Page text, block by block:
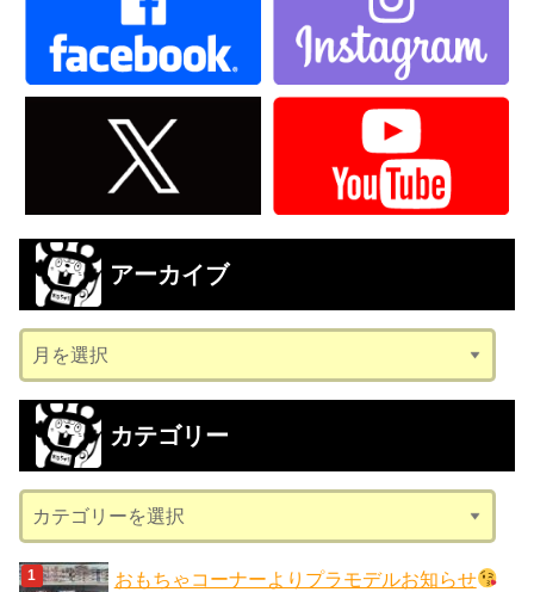
アーカイブ
ー
カ
ブ
カテゴリー
テ
ゴ
おもちゃコーナーよりプラモデルお知らせ